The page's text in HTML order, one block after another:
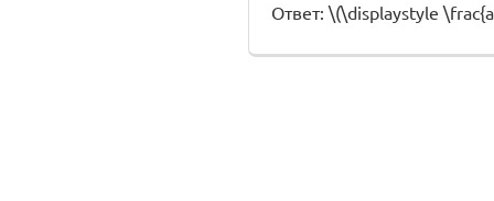
Ответ: \(\displaystyle